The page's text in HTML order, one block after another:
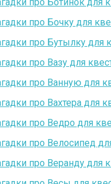
про Бочку для
про Бутылку для
про Вазу для
про Ванную для
про Вахтера для
про Ведро для
про Велосипед
про Веранду для